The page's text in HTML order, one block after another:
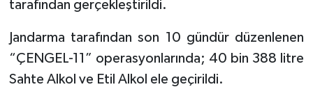
tarafından gerçekleştirildi.
Jandarma tarafından son 10 gündür düzenlenen
“ÇENGEL-11” operasyonlarında; 40 bin 388 litre
Sahte Alkol ve Etil Alkol ele geçirildi.